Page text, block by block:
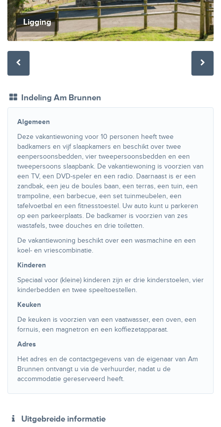
Ligging
Indeling Am Brunnen
Algemeen
Deze vakantiewoning voor 10 personen heeft twee
badkamers en vijf slaapkamers en beschikt over twee
eenpersoonsbedden, vier tweepersoonsbedden en een
tweepersoons slaapbank. De vakantiewoning is voorzien van
een TV, een DVD-speler en een radio. Daarnaast is er een
zandbak, een jeu de boules baan, een terras, een tuin, een
trampoline, een barbecue, een set tuinmeubelen, een
tafelvoetbal en een fitnesstoestel. Uw auto kunt u parkeren
op een parkeerplaats. De badkamer is voorzien van zes
wastafels, twee douches en drie toiletten.
De vakantiewoning beschikt over een wasmachine en een
koel- en vriescombinatie.
Kinderen
Speciaal voor (kleine) kinderen zijn er drie kinderstoelen, vier
kinderbedden en twee speeltoestellen.
Keuken
De keuken is voorzien van een vaatwasser, een oven, een
fornuis, een magnetron en een koffiezetapparaat.
Adres
Het adres en de contactgegevens van de eigenaar van Am
Brunnen ontvangt u via de verhuurder, nadat u de
accommodatie gereserveerd heeft.
Uitgebreide informatie